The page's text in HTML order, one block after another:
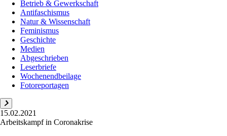
Betrieb & Gewerkschaft
Antifaschismus
Natur & Wissenschaft
Feminismus
Geschichte
Medien
Abgeschrieben
Leserbriefe
Wochenendbeilage
Fotoreportagen
15.02.2021
Arbeitskampf in Coronakrise